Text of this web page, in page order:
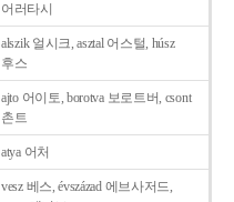
어러타시
alszik 얼시크, asztal 어스털, húsz
후스
ajto 어이토, borotva 보로트버, csont
촌트
atya 어처
vesz 베스, évszázad 에브사저드,